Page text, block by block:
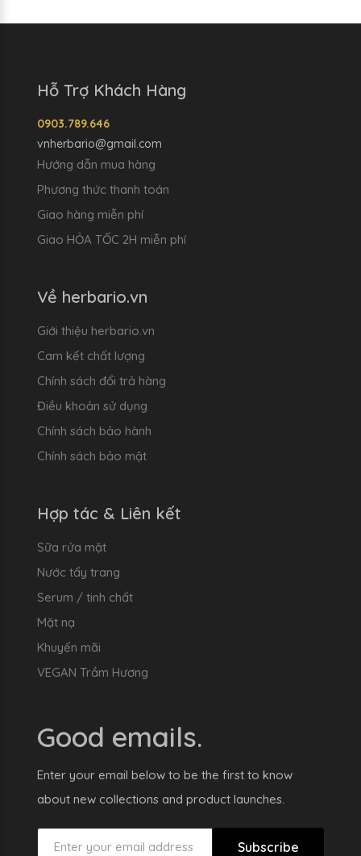
Hỗ Trợ Khách Hàng
0903.789.646
vnherbario@gmail.com
Hướng dẫn mua hàng
Phương thức thanh toán
Giao hàng miễn phí
Giao HỎA TỐC 2H miễn phí
Về herbario.vn
Giới thiệu herbario.vn
Cam kết chất lượng
Chính sách đổi trả hàng
Điều khoản sử dụng
Chính sách bảo hành
Chính sách bảo mật
Hợp tác & Liên kết
Sữa rửa mặt
Nước tẩy trang
Serum / tinh chất
Mặt nạ
Khuyến mãi
VEGAN Trầm Hương
Good emails.
Enter your email below to be the first to know
about new collections and product launches.
Subscribe